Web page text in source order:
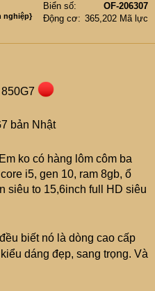
nghiệp}
Biển số
OF-206307
Động cơ
365,202 Mã lực
bản Nhật
ko có hàng lôm côm ba
i5, gen 10, ram 8gb, ổ
siêu to 15,6inch full HD siêu
biết nó là dòng cao cấp
dáng đẹp, sang trọng. Và